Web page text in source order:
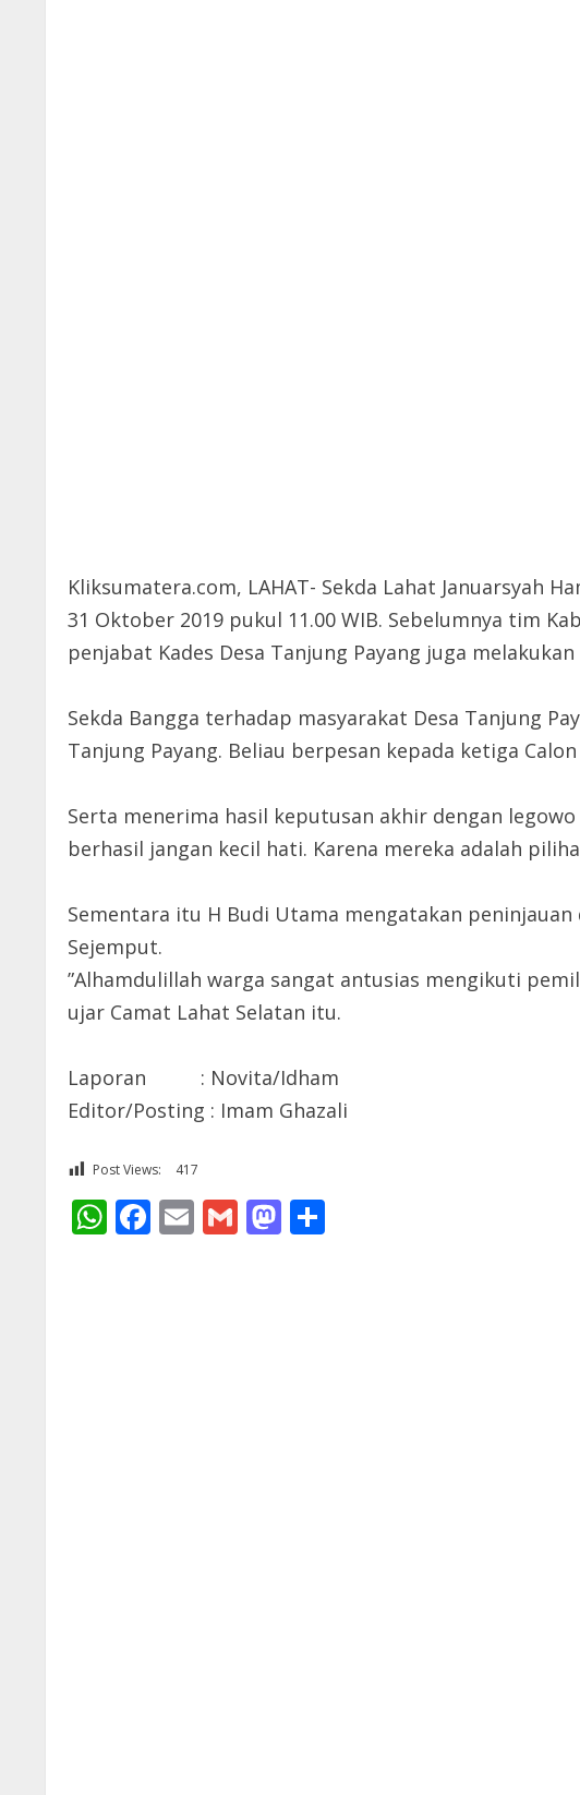
Kliksumatera.com, LAHAT- Sekda Lahat Januarsyah
31 Oktober 2019 pukul 11.00 WIB. Sebelumnya tim
penjabat Kades Desa Tanjung Payang juga
Sekda Bangga terhadap masyarakat Desa Tanjung
Tanjung Payang. Beliau berpesan kepada ketiga
Serta menerima hasil keputusan akhir dengan
berhasil jangan kecil hati. Karena mereka adalah
Sementara itu H Budi Utama mengatakan
Sejemput.
”Alhamdulillah warga sangat antusias mengikuti
ujar Camat Lahat Selatan itu.
Laporan : Novita/Idham
Editor/Posting : Imam Ghazali
Post Views: 417
WhatsApp
Facebook
EmailGmailMastodon